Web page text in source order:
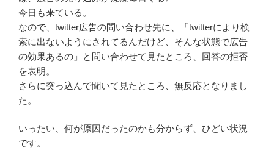
今日も来ている。
なので、twitter広告の問い合わせ先に、「twitterにより検
索に出ないようにされてるんだけど、そんな状態で広告
の効果あるの」と問い合わせて見たところ、回答の拒否
を表明。
さらに突っ込んで聞いて見たところ、無反応となりまし
た。
いったい、何が原因だったのかも分からず、ひどい状況
です。